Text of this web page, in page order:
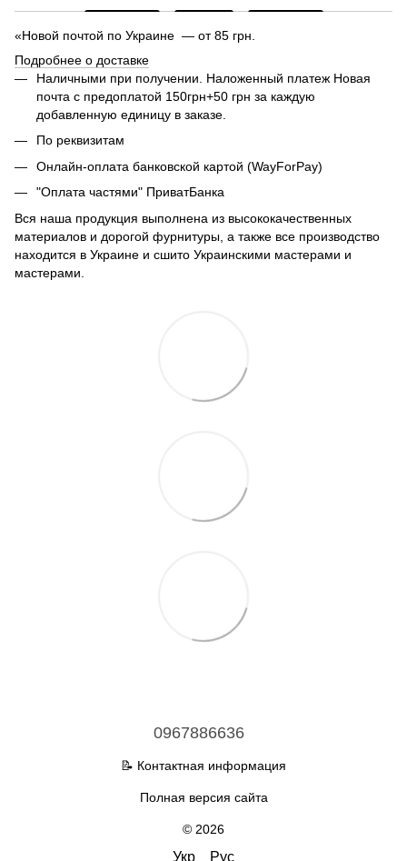
«Новой почтой по Украине — от 85 грн.
Подробнее о доставке
Наличными при получении. Наложенный платеж Новая
почта с предоплатой 150грн+50 грн за каждую
добавленную единицу в заказе.
По реквизитам
Онлайн-оплата банковской картой (WayForPay)
"Оплата частями" ПриватБанка
Вся наша продукция выполнена из высококачественных
материалов и дорогой фурнитуры, а также все производство
находится в Украине и сшито Украинскими мастерами и
мастерами.
0967886636
📝 Контактная информация
Полная версия сайта
© 2026
Укр Рус